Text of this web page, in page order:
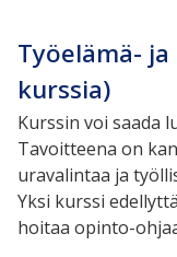
Työelämä-
kurssia)
Kurssin voi saada
Tavoitteena on
uravalintaa ja
Yksi kurssi
hoitaa opinto-